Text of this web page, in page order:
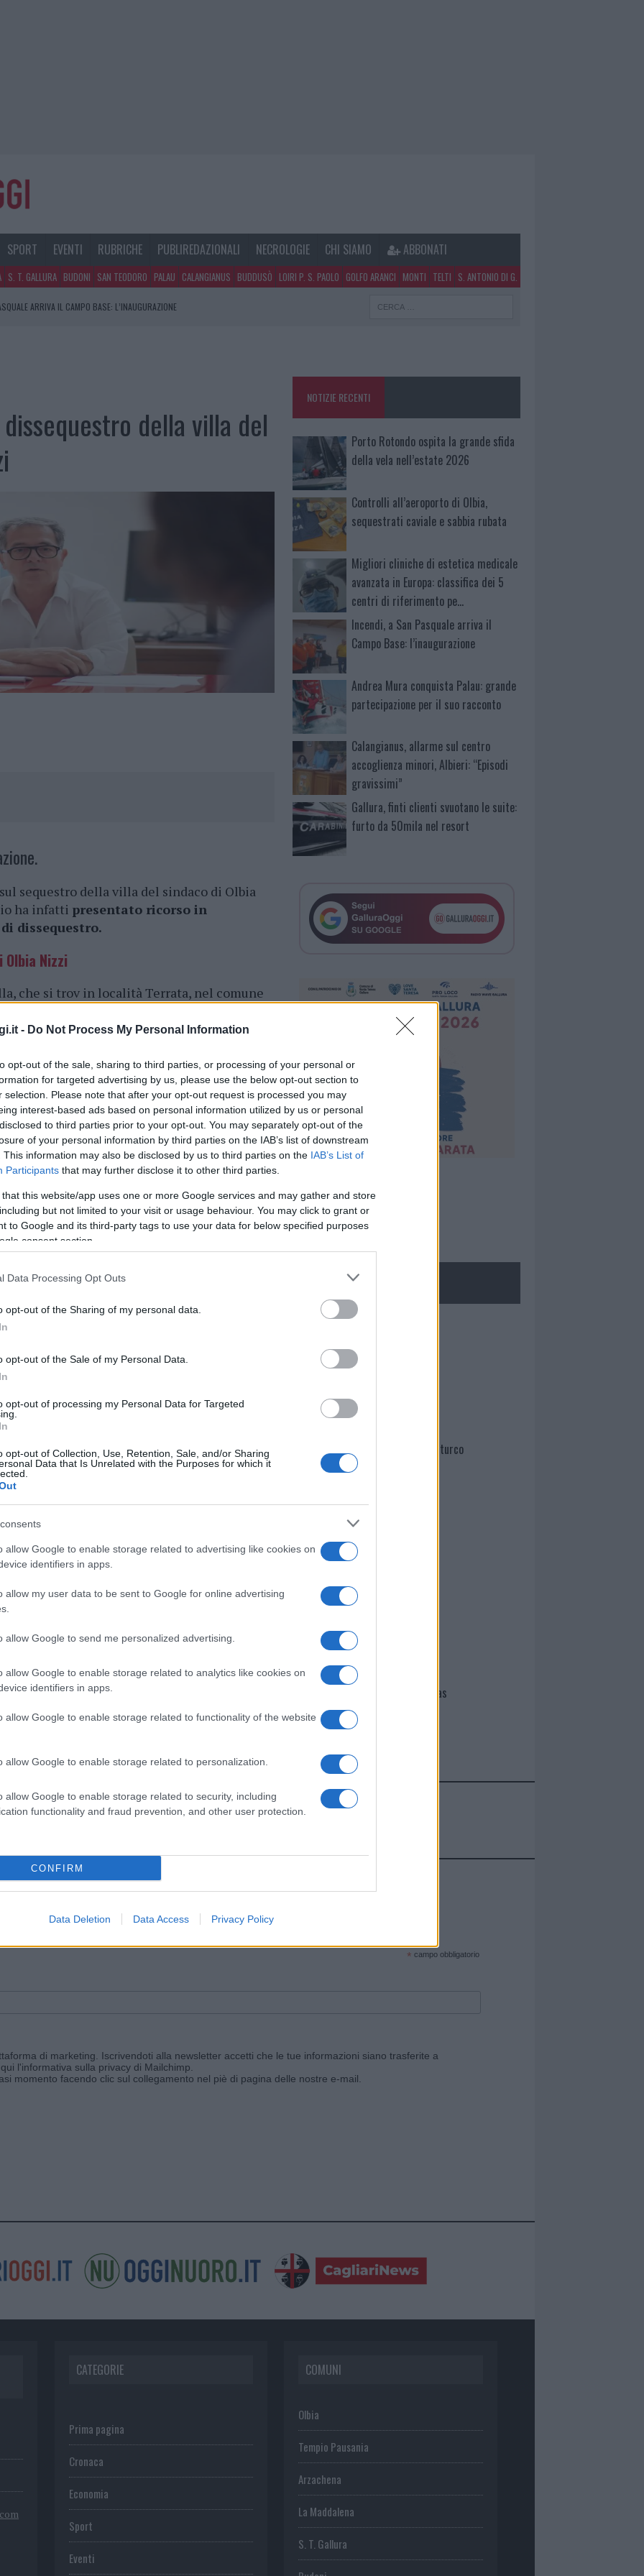
- Do Not Process My Personal Information
opt-out of the sale, sharing to third parties, or processing of your personal or
for targeted advertising by us, please use the below opt-out section to
selection. Please note that after your opt-out request is processed you may
interest-based ads based on personal information utilized by us or personal
to third parties prior to your opt-out. You may separately opt-out of the
of your personal information by third parties on the IAB’s list of downstream
This information may also be disclosed by us to third parties on the IAB’s List of
Participants that may further disclose it to other third parties.
that this website/app uses one or more Google services and may gather and store
but not limited to your visit or usage behaviour. You may click to grant or
to Google and its third-party tags to use your data for below specified purposes
consent section.
Data Processing Opt Outs
opt-out of the Sharing of my personal data.
opt-out of the Sale of my Personal Data.
opt-out of processing my Personal Data for Targeted
opt-out of Collection, Use, Retention, Sale, and/or Sharing
Data that Is Unrelated with the Purposes for which it
allow Google to enable storage related to advertising like cookies on
identifiers in apps.
allow my user data to be sent to Google for online advertising
allow Google to send me personalized advertising.
allow Google to enable storage related to analytics like cookies on
identifiers in apps.
allow Google to enable storage related to functionality of the website
allow Google to enable storage related to personalization.
allow Google to enable storage related to security, including
functionality and fraud prevention, and other user protection.
CONFIRM
Data Deletion Data Access Privacy Policy
SPORT EVENTI RUBRICHE PUBLIREDAZIONALI NECROLOGIE CHI SIAMO ABBONATI
S. T. GALLURA BUDONI SAN TEODORO PALAU CALANGIANUS BUDDUSÒ LOIRI P. S. PAOLO GOLFO ARANCI MONTI TELTI S. ANTONIO DI G.
ARRIVA IL CAMPO BASE: L’INAUGURAZIONE
della villa del
sequestro della villa del sindaco di Olbia
ha infatti presentato ricorso in
dissequestro.
Nizzi
che si trov in località Terrata, nel comune
le indagini la villa sarebbe
edilizia scadutae in un terreno
per la villa del sindaco Nizzi
accolto le richieste degli avvocati del
dissequestro della villa e facendo
Nella cantina poi Nizzi aveva installato
Riesame non aveva disposto, invece, il
con la Procura che ha chiesto
contestando la tesi della difesa degli
cliccandoqui
nella sezione
NOTIZIE RECENTI
Porto Rotondo ospita la grande sfida
della vela nell’estate 2026
Controlli all’aeroporto di Olbia,
sequestrati caviale e sabbia rubata
Migliori cliniche di estetica medicale
avanzata in Europa: classifica dei 5
centri di riferimento pe…
Incendi, a San Pasquale arriva il
Campo Base: l’inaugurazione
Andrea Mura conquista Palau: grande
partecipazione per il suo racconto
Calangianus, allarme sul centro
accoglienza minori, Albieri: “Episodi
gravissimi”
Gallura, finti clienti svuotano le suite:
furto da 50mila nel resort
NECROLOGIE
Martina Agostina Diturco
I nostri cari
I nostri cari
Giovannimaria Cabras
Invia un Comunicato Stampa|Pubblicità|Segnala
e ricevi le nostre email periodiche contenenti le ultime notizie pubblicate sul sito web!
* campo obbligatorio
di marketing. Iscrivendoti alla newsletter accetti che le tue informazioni siano trasferite a
l'informativa sulla privacy di Mailchimp
momento facendo clic sul collegamento nel piè di pagina delle nostre e-mail.
CATEGORIE
Prima pagina
Cronaca
Economia
Sport
Eventi
COMUNI
Olbia
Tempio Pausania
Arzachena
La Maddalena
S. T. Gallura